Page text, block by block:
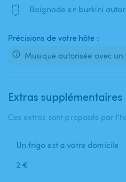
🩱 Baignade en burkini
Précisions de votre hôte :
Musique autorisée avec
Extras supplémentaires
Ces extras sont proposés par
Un frigo est a votre domicile
2 €